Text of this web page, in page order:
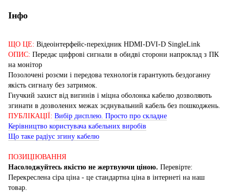
Інфо
ЩО ЦЕ: Відеоінтерфейс-перехідник HDMI-DVI-D SingleLink
ОПИС: Передає цифрові сигнали в обидві сторони напроклад з ПК
на монітор
Позолочені розєми і передова технологія гарантують бездоганну
якість сигналу без затримок.
Гнучкий захист від вигинів і міцна оболонка кабелю дозволяють
згинати в дозволених межах зєднувальний кабель без пошкоджень.
ПУБЛІКАЦІЇ: Вибір дисплею. Просто про складне
Керівництво користувача кабельних виробів
Що таке радіус згину кабелю
ПОЗИЦІЮВАННЯ
Насолоджуйтесь якістю не жертвуючи ціною. Перевірте:
Перекреслена сіра ціна - це стандартна ціна в інтернеті на наш
товар.